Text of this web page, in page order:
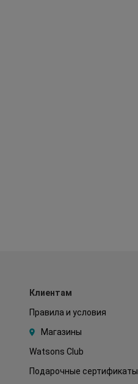
Клиентам
Правила и условия
Магазины
Watsons Club
Подарочные сертификаты